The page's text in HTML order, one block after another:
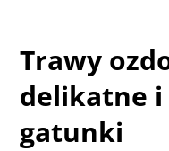
Trawy
delikatne
gatunki